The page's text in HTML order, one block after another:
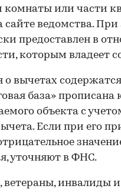
комнаты или части
сайте ведомства.
предоставлен в
которым владеет
о вычетах
база» прописана
объекта с
Если при его
уточняют в ФНС.
инвалиды